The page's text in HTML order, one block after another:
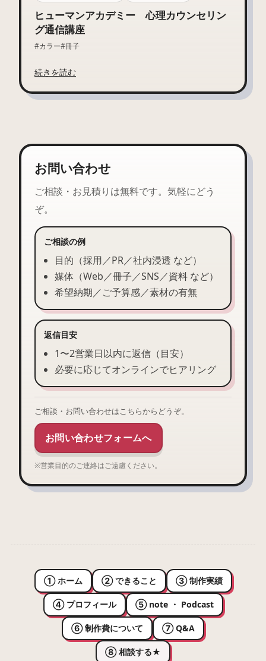
ヒューマンアカデミー 心理カウンセリン
グ通信講座
#カラー#冊子
続きを読む
お問い合わせ
ご相談・お見積りは無料です。気軽にどう
ぞ。
ご相談の例
目的（採用／PR／社内浸透 など）
媒体（Web／冊子／SNS／資料 など）
希望納期／ご予算感／素材の有無
返信目安
1〜2営業日以内に返信（目安）
必要に応じてオンラインでヒアリング
ご相談・お問い合わせはこちらからどうぞ。
お問い合わせフォームへ
※営業目的のご連絡はご遠慮ください。
① ホーム ② できること ③ 制作実績
④ プロフィール ⑤ note ・ Podcast
⑥ 制作費について ⑦ Q&A
⑧ 相談する★